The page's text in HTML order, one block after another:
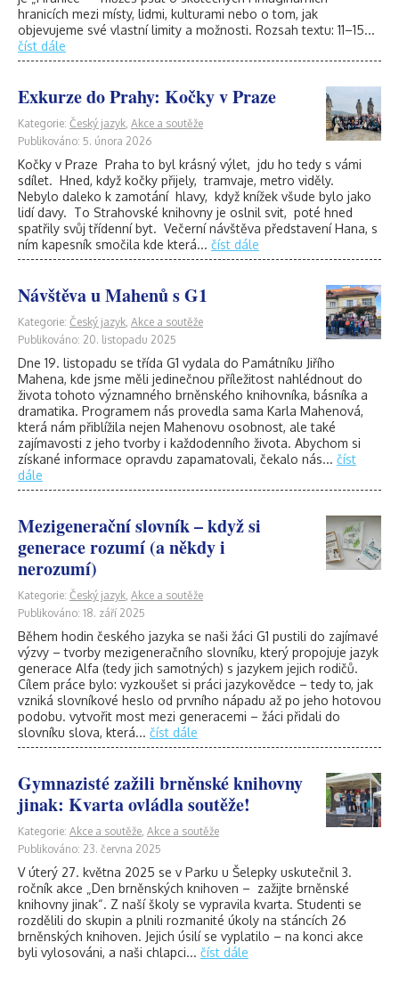
hranicích mezi místy, lidmi, kulturami nebo o tom, jak
objevujeme své vlastní limity a možnosti. Rozsah textu: 11–15...
číst dále
Exkurze do Prahy: Kočky v Praze
Kategorie: Český jazyk Akce a soutěže
Publikováno: 5. února 2026
Kočky v Praze Praha to byl krásný výlet, jdu ho tedy s vámi
sdílet. Hned, když kočky přijely, tramvaje, metro viděly.
Nebylo daleko k zamotání hlavy, když knížek všude bylo jako
lidí davy. To Strahovské knihovny je oslnil svit, poté hned
spatřily svůj třídenní byt. Večerní návštěva představení Hana, s
ním kapesník smočila kde která... číst dále
Návštěva u Mahenů s G1
Kategorie: Český jazyk Akce a soutěže
Publikováno: 20. listopadu 2025
Dne 19. listopadu se třída G1 vydala do Památníku Jiřího
Mahena, kde jsme měli jedinečnou příležitost nahlédnout do
života tohoto významného brněnského knihovníka, básníka a
dramatika. Programem nás provedla sama Karla Mahenová,
která nám přiblížila nejen Mahenovu osobnost, ale také
zajímavosti z jeho tvorby i každodenního života. Abychom si
získané informace opravdu zapamatovali, čekalo nás... číst
dále
Mezigenerační slovník – když si
generace rozumí (a někdy i
nerozumí)
Kategorie: Český jazyk Akce a soutěže
Publikováno: 18. září 2025
Během hodin českého jazyka se naši žáci G1 pustili do zajímavé
výzvy – tvorby mezigeneračního slovníku, který propojuje jazyk
generace Alfa (tedy jich samotných) s jazykem jejich rodičů.
Cílem práce bylo: vyzkoušet si práci jazykovědce – tedy to, jak
vzniká slovníkové heslo od prvního nápadu až po jeho hotovou
podobu. vytvořit most mezi generacemi – žáci přidali do
slovníku slova, která... číst dále
Gymnazisté zažili brněnské knihovny
jinak: Kvarta ovládla soutěže!
Kategorie: Akce a soutěže Akce a soutěže
Publikováno: 23. června 2025
V úterý 27. května 2025 se v Parku u Šelepky uskutečnil 3.
ročník akce „Den brněnských knihoven – zažijte brněnské
knihovny jinak“. Z naší školy se vypravila kvarta. Studenti se
rozdělili do skupin a plnili rozmanité úkoly na stáncích 26
brněnských knihoven. Jejich úsilí se vyplatilo – na konci akce
byli vylosováni, a naši chlapci... číst dále